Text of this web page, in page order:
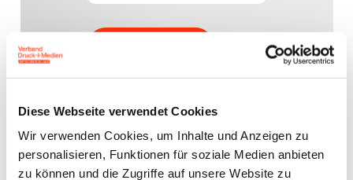
Diese Webseite verwendet Cookies
Wir verwenden Cookies, um Inhalte und Anzeigen zu
personalisieren, Funktionen für soziale Medien anbieten
zu können und die Zugriffe auf unsere Website zu